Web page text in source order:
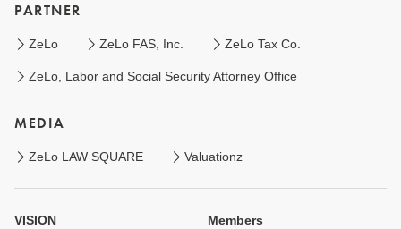
PARTNER
ZeLo ZeLo FAS, Inc. ZeLo Tax Co.
ZeLo, Labor and Social Security Attorney Office
MEDIA
ZeLo LAW SQUARE Valuationz
VISION Members